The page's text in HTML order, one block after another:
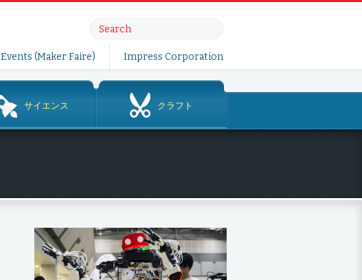
Events (Maker Faire) Impress Corporation
サイエンス クラフト